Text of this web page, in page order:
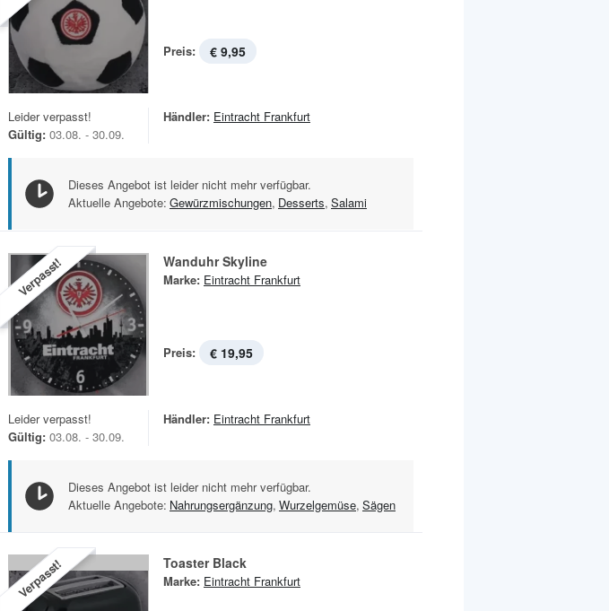
Preis: € 9,95
Leider verpasst!
Gültig: 03.08. - 30.09.
Händler: Eintracht Frankfurt
Dieses Angebot ist leider nicht mehr verfügbar.
Aktuelle Angebote: Gewürzmischungen, Desserts, Salami
Verpasst! Wanduhr Skyline
Marke: Eintracht Frankfurt
Preis: € 19,95
Leider verpasst!
Gültig: 03.08. - 30.09.
Händler: Eintracht Frankfurt
Dieses Angebot ist leider nicht mehr verfügbar.
Aktuelle Angebote: Nahrungsergänzung, Wurzelgemüse, Sägen
Verpasst! Toaster Black
Marke: Eintracht Frankfurt